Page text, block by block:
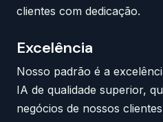
clientes com dedicação.
Excelência
Nosso padrão é a
IA de qualidade superior,
negócios de nossos